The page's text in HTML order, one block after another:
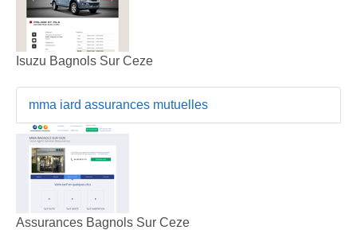
Isuzu Bagnols Sur Ceze
mma iard assurances mutuelles
Assurances Bagnols Sur Ceze